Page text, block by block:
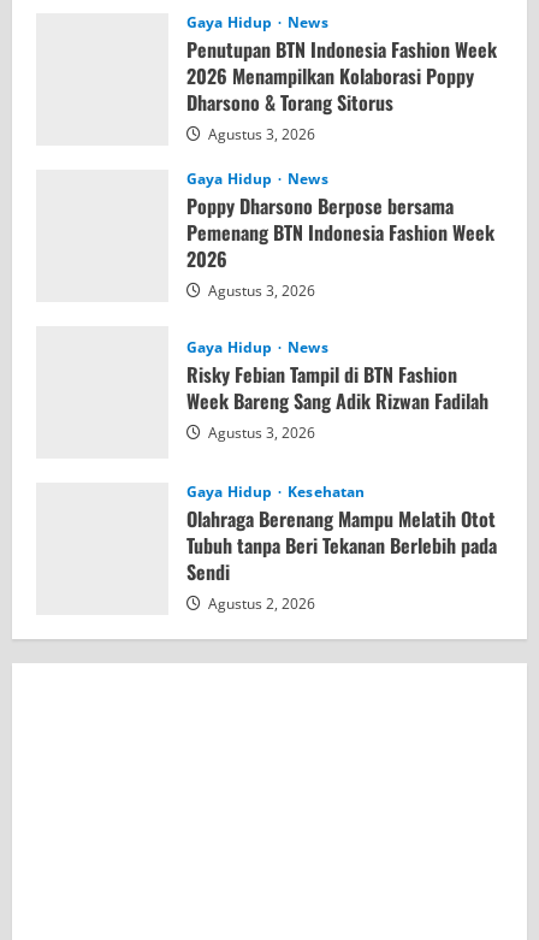
Gaya Hidup News
Penutupan BTN Indonesia Fashion Week
2026 Menampilkan Kolaborasi Poppy
Dharsono & Torang Sitorus
Agustus 3, 2026
Gaya Hidup News
Poppy Dharsono Berpose bersama
Pemenang BTN Indonesia Fashion Week
2026
Agustus 3, 2026
Gaya Hidup News
Risky Febian Tampil di BTN Fashion
Week Bareng Sang Adik Rizwan Fadilah
Agustus 3, 2026
Gaya Hidup Kesehatan
Olahraga Berenang Mampu Melatih Otot
Tubuh tanpa Beri Tekanan Berlebih pada
Sendi
Agustus 2, 2026